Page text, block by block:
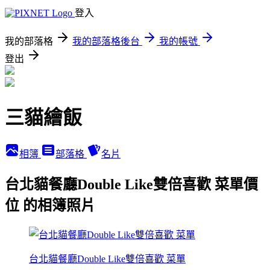
登入
我的部落格 我的部落格後台
我的帳號
登出
三貓繪飯
相簿 部落格 名片
台北貓餐廳Double Like雙倍喜歡 菜單價
位 的相簿照片
台北貓餐廳Double Like雙倍喜歡 菜單